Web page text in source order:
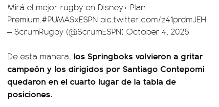
Mirá el mejor rugby en Disney+ Plan
Premium.#PUMASxESPN pic.twitter.com/z41prdmJEH
— ScrumRugby (@ScrumESPN) October 4, 2025
De esta manera, los Springboks volvieron a gritar
campeón y los dirigidos por Santiago Contepomi
quedaron en el cuarto lugar de la tabla de
posiciones.